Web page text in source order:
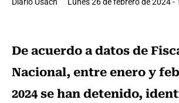
De acuerdo a datos de
Nacional, entre enero y
2024 se han detenido,